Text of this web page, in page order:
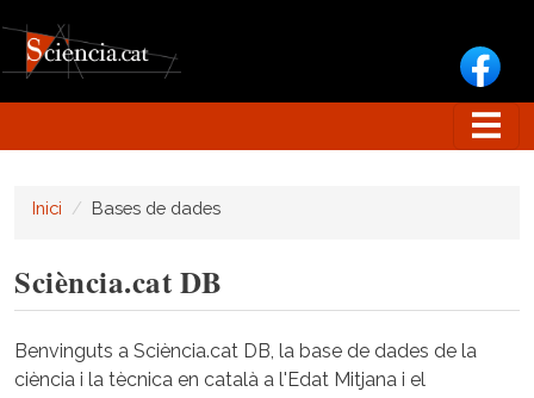
Inici Bases de dades
Sciència.cat DB
Benvinguts a Sciència.cat DB, la base de dades de la
ciència i la tècnica en català a l'Edat Mitjana i el